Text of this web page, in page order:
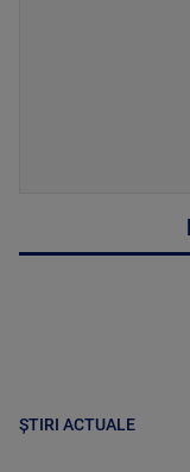
ȘTIRI ACTUALE